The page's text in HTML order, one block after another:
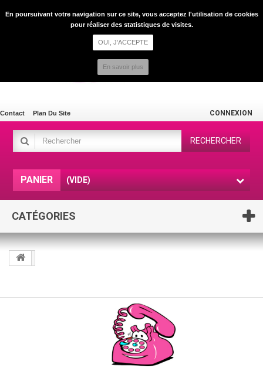
CONNEXION
Contact Plan Du Site
RECHERCHER
PANIER (VIDE)
CATÉGORIES
En poursuivant votre navigation sur ce site, vous acceptez l'utilisation de cookies
pour réaliser des statistiques de visites.
OUI, J'ACCEPTE
En savoir plus